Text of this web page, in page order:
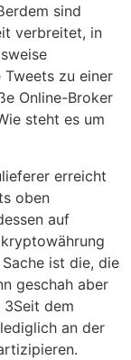
sind
verbreitet, in
zu einer
Online-Broker
steht es um
erreicht
oben
auf
ist die, die
geschah aber
3Seit dem
an der